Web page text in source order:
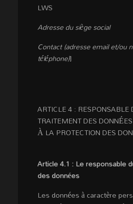
LWS
Adresse du siège social
Contact (adresse email et/ou
téléphone)]
ARTICLE 4 : RESPONSABLE
TRAITEMENT DES
À LA PROTECTION DES
Article 4.1 : Le responsable
des données
Les données à caractère